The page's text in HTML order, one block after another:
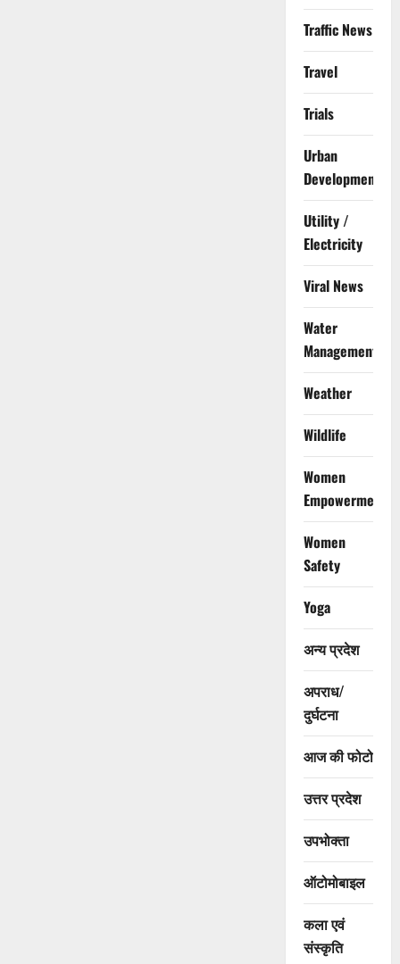
Traffic News
Travel
Trials
Urban
Development
Utility /
Electricity
Viral News
Water
Management
Weather
Wildlife
Women
Empowerment
Women
Safety
Yoga
अन्य प्रदेश
अपराध/
दुर्घटना
आज की फोटो
उत्तर प्रदेश
उपभोक्ता
ऑटोमोबाइल
कला एवं
संस्कृति